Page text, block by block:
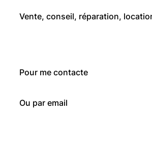
Vente, conseil, réparation,
Pour me contacte
Ou par email